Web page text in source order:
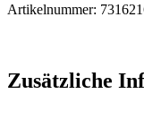
Artikelnummer:
Zusätzliche